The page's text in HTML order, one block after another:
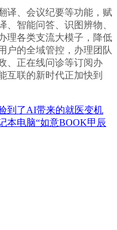
、会议纪要等功能，赋
、智能问答、识图辨物、
理各类支流大模子，降低
户的全域管控，办理团队
、正在线问诊等订阅办
互联的新时代正加快到
到了AI带来的就医变机
本电脑“如意BOOK甲辰